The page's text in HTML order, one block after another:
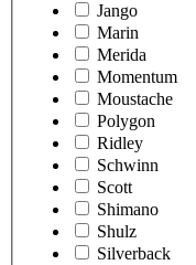
Jango
Marin
Merida
Momentum
Moustache
Polygon
Ridley
Schwinn
Scott
Shimano
Shulz
Silverback